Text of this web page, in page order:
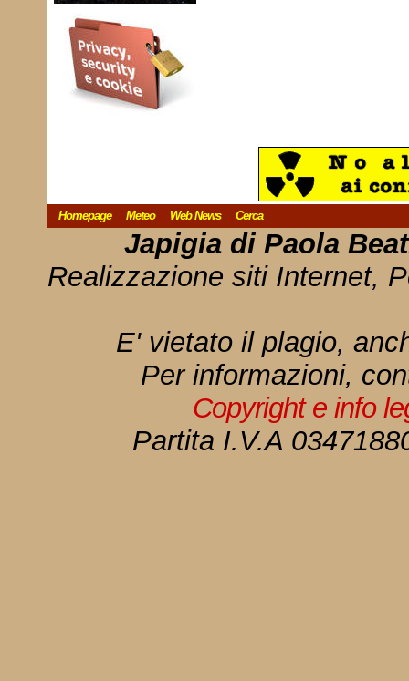
Homepage Meteo Web News Cerca
Japigia di Paola
Realizzazione siti Internet,
E' vietato il plagio,
Per informazioni,
Copyright e info
Partita I.V.A